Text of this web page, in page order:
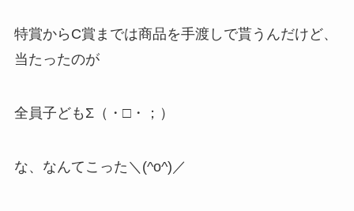
特賞からC賞までは商品を手渡しで貰うんだけど、
当たったのが
全員子どもΣ（・□・；）
な、なんてこった＼(^o^)／